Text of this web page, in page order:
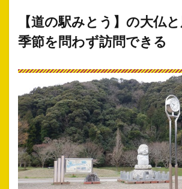
【道の駅みとう】の大仏と
季節を問わず訪問できる